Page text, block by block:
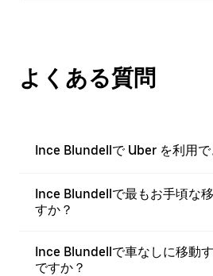
よくある質問
Ince Blundellで Uber を利用で
Ince Blundellで最もお手頃な
すか？
Ince Blundellで車なしに移動
ですか？